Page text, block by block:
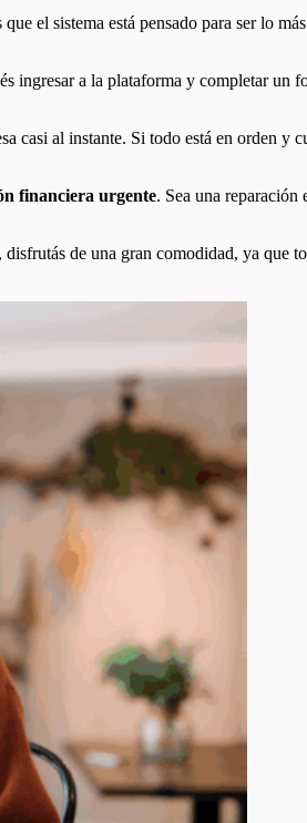
el sistema está pensado para ser lo
ingresar a la plataforma y completar un
casi al instante. Si todo está en orden y
financiera urgente. Sea una reparación
de una gran comodidad, ya que